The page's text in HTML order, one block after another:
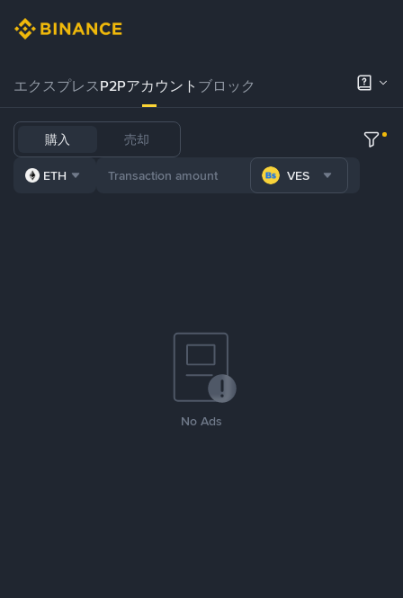
エクスプレスP2Pアカウント ブロック
購入 売却
ETH VES
No Ads